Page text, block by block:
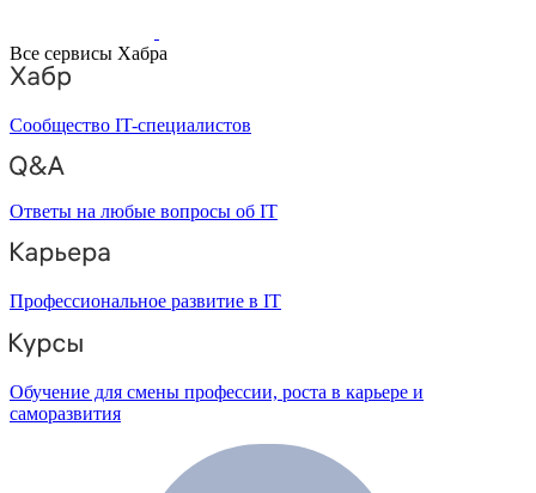
Все сервисы Хабра
Сообщество IT-специалистов
Ответы на любые вопросы об IT
Профессиональное развитие в IT
Обучение для смены профессии, роста в карьере и
саморазвития